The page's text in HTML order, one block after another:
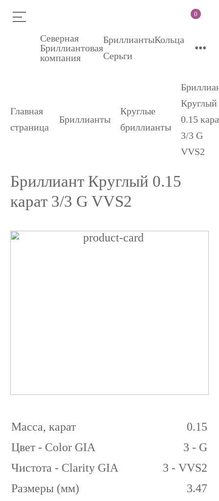
0
Северная
Бриллиантовая
компания
БриллиантыКольца
Серьги
•••
Главная
страница
Бриллианты
Круглые
бриллианты
Круглый
0.15
3/3 G
VVS2
Бриллиант Круглый 0.15
карат 3/3 G VVS2
Бриллиант
Масса, карат
0.15
Цвет - Color GIA
3 - G
Чистота - Clarity GIA
3 - VVS2
Размеры (мм)
3.47